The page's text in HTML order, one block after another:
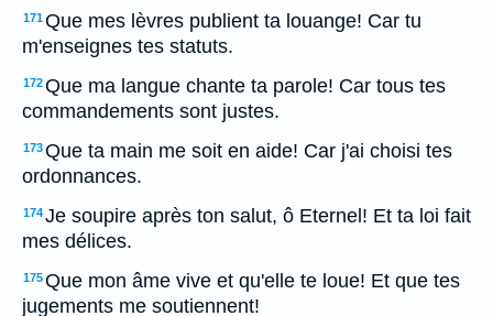
171Que mes lèvres publient ta louange! Car tu
m'enseignes tes statuts.
172Que ma langue chante ta parole! Car tous tes
commandements sont justes.
173Que ta main me soit en aide! Car j'ai choisi tes
ordonnances.
174Je soupire après ton salut, ô Eternel! Et ta loi fait
mes délices.
175Que mon âme vive et qu'elle te loue! Et que tes
jugements me soutiennent!